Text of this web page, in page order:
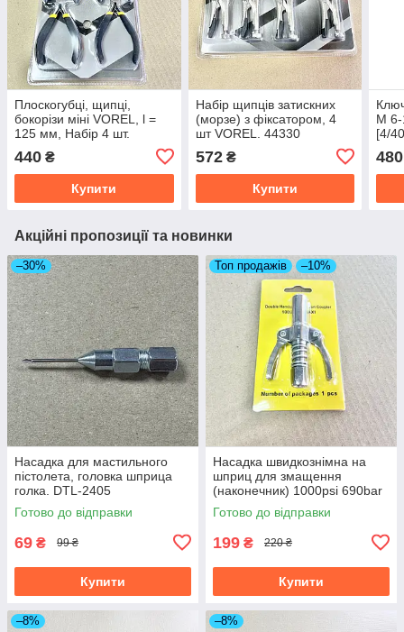
Плоскогубці, щипці,
бокорізи міні VOREL, l =
125 мм, Набір 4 шт.
440 ₴
Купити
Набір щипців затискних
(морзе) з фіксатором, 4
шт VOREL. 44330
572₴
Купити
М 6-
[4/
480
Акційні пропозиції та новинки
–30%
Насадка для мастильного
пістолета, головка шприца
голка. DTL-2405
Готово до відправки
69 ₴ 99 ₴
Купити
Топ продажів –10%
Насадка швидкознімна на
шприц для змащення
(наконечник) 1000psi 690bar
нержавіюча сталь 4563066
Готово до відправки
199 ₴ 220 ₴
Купити
–8% –8%